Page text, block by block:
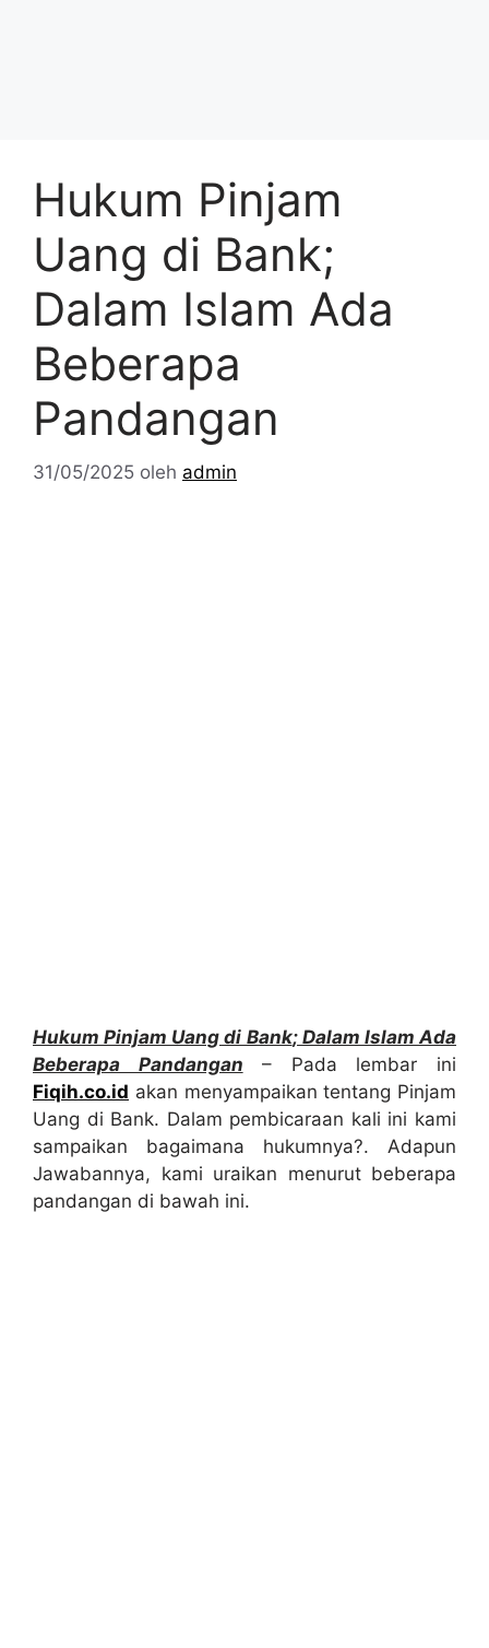
Hukum Pinjam
Uang di Bank;
Dalam Islam Ada
Beberapa
Pandangan
31/05/2025 oleh admin
Hukum Pinjam Uang di Bank; Dalam Islam Ada
Beberapa Pandangan – Pada lembar ini
Fiqih.co.id akan menyampaikan tentang Pinjam
Uang di Bank. Dalam pembicaraan kali ini kami
sampaikan bagaimana hukumnya?. Adapun
Jawabannya, kami uraikan menurut beberapa
pandangan di bawah ini.